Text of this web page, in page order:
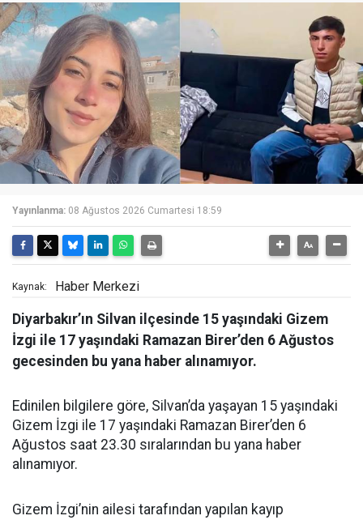
Yayınlanma: 08 Ağustos 2026 Cumartesi 18:59
Kaynak: Haber Merkezi
Diyarbakır’ın Silvan ilçesinde 15 yaşındaki Gizem
İzgi ile 17 yaşındaki Ramazan Birer’den 6 Ağustos
gecesinden bu yana haber alınamıyor.
Edinilen bilgilere göre, Silvan’da yaşayan 15 yaşındaki
Gizem İzgi ile 17 yaşındaki Ramazan Birer’den 6
Ağustos saat 23.30 sıralarından bu yana haber
alınamıyor.
Gizem İzgi’nin ailesi tarafından yapılan kayıp